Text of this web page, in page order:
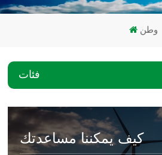
وطن
فئات
كيف يمكننا مساعدتك